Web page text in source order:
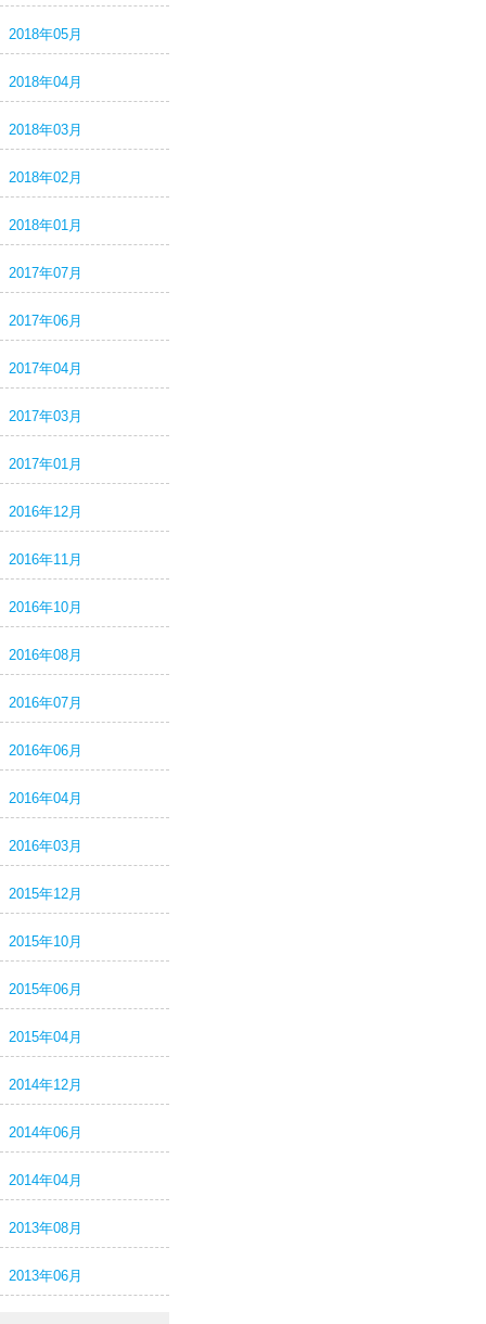
2018年05月
2018年04月
2018年03月
2018年02月
2018年01月
2017年07月
2017年06月
2017年04月
2017年03月
2017年01月
2016年12月
2016年11月
2016年10月
2016年08月
2016年07月
2016年06月
2016年04月
2016年03月
2015年12月
2015年10月
2015年06月
2015年04月
2014年12月
2014年06月
2014年04月
2013年08月
2013年06月